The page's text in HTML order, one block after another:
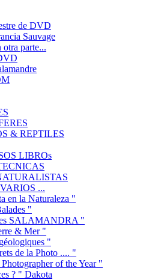
de DVD
Sauvage
parte...
& REPTILES
LIBROs
...
en la Naturaleza "
"
SALAMANDRA "
& Mer "
"
de la Photo .... "
of the Year "
? " Dakota